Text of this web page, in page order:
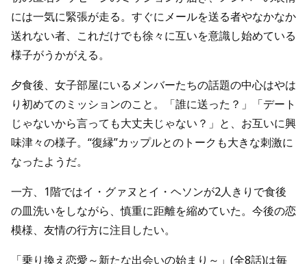
には一気に緊張が走る。すぐにメールを送る者やなかなか
送れない者、これだけでも徐々に互いを意識し始めている
様子がうかがえる。
夕食後、女子部屋にいるメンバーたちの話題の中心はやは
り初めてのミッションのこと。「誰に送った？」「デート
じゃないから言っても大丈夫じゃない？」と、お互いに興
味津々の様子。“復縁”カップルとのトークも大きな刺激に
なったようだ。
一方、1階ではイ・グァヌとイ・ヘソンが2人きりで食後
の皿洗いをしながら、慎重に距離を縮めていた。今後の恋
模様、友情の行方に注目したい。
「乗り換え恋愛～新たな出会いの始まり～」(全8話)は毎